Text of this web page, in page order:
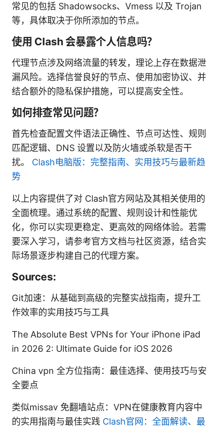
常见的包括 Shadowsocks、Vmess 以及 Trojan
等，具体取决于你所添加的节点。
使用 Clash 会暴露个人信息吗？
代理节点涉及网络流量的转发，理论上存在数据泄
漏风险。选择信誉良好的节点、使用加密协议、并
结合额外的隐私保护措施，可以提高安全性。
如何排查常见问题？
首先检查配置文件语法正确性、节点可达性、规则
匹配逻辑、DNS 设置以及防火墙或杀软是否干
扰。 Clash电脑版：完整指南、实用技巧与最新趋
势
以上内容提供了对 Clash官方网站及其相关使用的
全面梳理。通过系统的配置、规则设计和性能优
化，你可以实现更稳定、更高效的网络体验。若需
要深入学习，请参考官方文档与社区资源，结合实
际场景逐步构建自己的代理方案。
Sources:
Git加速：从基础到高级的完整实战指南，提升工
作效率的实用技巧与工具
The Absolute Best VPNs for Your iPhone iPad
in 2026 2: Ultimate Guide for iOS 2026
China vpn 全方位指南：最佳选择、使用技巧与安
全要点
类似missav 免翻墙站点：VPN在健康教育内容中
的实用指南与最佳实践 Clash官网：全面解读、最